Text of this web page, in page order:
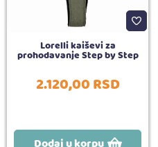
Lorelli kaiševi za
prohodavanje Step by Step
2.120,00RSD